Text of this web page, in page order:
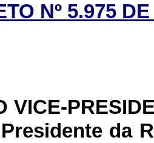
Nº 5.975
VICE-
Presidente da